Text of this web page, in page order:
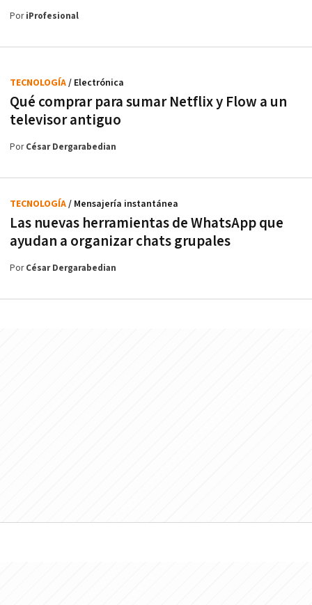
PoriProfesional
Qué comprar para sumar Netflix y Flow a un
televisor antiguo
TECNOLOGÍA/ Electrónica
PorCésar Dergarabedian
Las nuevas herramientas de WhatsApp que
ayudan a organizar chats grupales
TECNOLOGÍA/ Mensajería instantánea
PorCésar Dergarabedian